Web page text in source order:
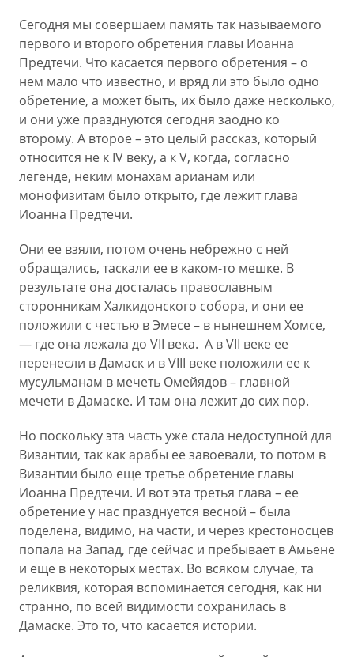
Сегодня мы совершаем память так называемого
первого и второго обретения главы Иоанна
Предтечи. Что касается первого обретения – о
нем мало что известно, и вряд ли это было одно
обретение, а может быть, их было даже несколько,
и они уже празднуются сегодня заодно ко
второму. А второе – это целый рассказ, который
относится не к IV веку, а к V, когда, согласно
легенде, неким монахам арианам или
монофизитам было открыто, где лежит глава
Иоанна Предтечи.
Они ее взяли, потом очень небрежно с ней
обращались, таскали ее в каком-то мешке. В
результате она досталась православным
сторонникам Халкидонского собора, и они ее
положили с честью в Эмесе – в нынешнем Хомсе,
— где она лежала до VII века. А в VII веке ее
перенесли в Дамаск и в VIII веке положили ее к
мусульманам в мечеть Омейядов – главной
мечети в Дамаске. И там она лежит до сих пор.
Но поскольку эта часть уже стала недоступной для
Византии, так как арабы ее завоевали, то потом в
Византии было еще третье обретение главы
Иоанна Предтечи. И вот эта третья глава – ее
обретение у нас празднуется весной – была
поделена, видимо, на части, и через крестоносцев
попала на Запад, где сейчас и пребывает в Амьене
и еще в некоторых местах. Во всяком случае, та
реликвия, которая вспоминается сегодня, как ни
странно, по всей видимости сохранилась в
Дамаске. Это то, что касается истории.